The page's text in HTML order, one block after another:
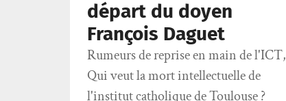
départ du doyen
François Daguet
Rumeurs de reprise en main de l'ICT,
Qui veut la mort intellectuelle de
l'institut catholique de Toulouse ?